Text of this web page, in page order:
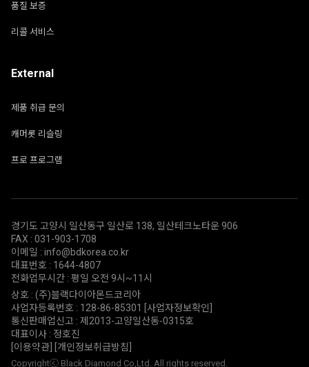
품질 보증
리콜 서비스
External
제품 취급 문의
캐머롯 리슬링
프로 프로그램
경기도 고양시 일산동구 일산로 138, 일산테크노타운 906
FAX : 031-903-1708
이메일 : info@bdkorea.co.kr
대표번호 : 1644-4807
전화업무시간 : 평일 오전 9시~11시
상호 : (주)블랙다이아몬드코리아
사업자등록번호 : 128-86-85301
[사업자정보확인]
통신판매업신고 : 제2013-고양일산동-0315호
대표이사 : 정호진
[이용약관]
[개인정보취급방침]
Copyrightⓒ Black Diamond Co,Ltd. All rights reserved.